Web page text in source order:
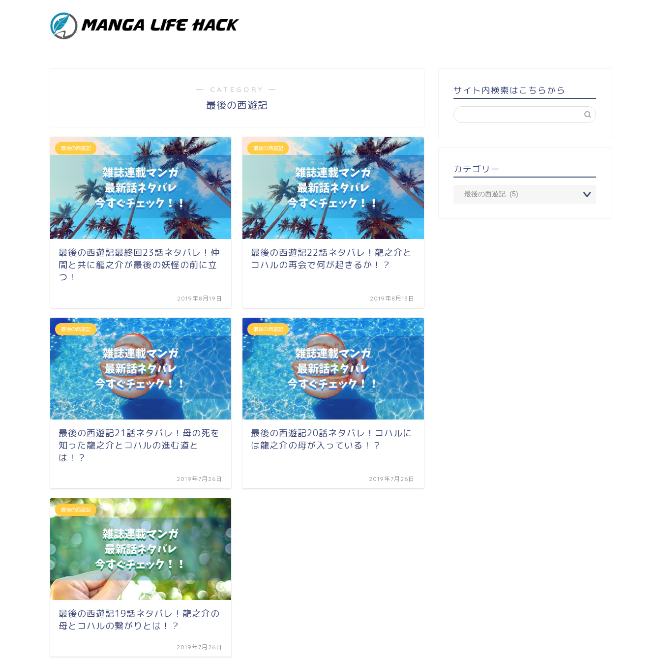
― CATEGORY ―
最後の西遊記
最後の西遊記
最後の西遊記最終回23話ネタバレ！仲
間と共に龍之介が最後の妖怪の前に立
つ！
2019年8月19日
最後の西遊記
最後の西遊記22話ネタバレ！龍之介と
コハルの再会で何が起きるか！？
2019年8月13日
最後の西遊記
最後の西遊記21話ネタバレ！母の死を
知った龍之介とコハルの進む道と
は！？
2019年7月26日
最後の西遊記
最後の西遊記20話ネタバレ！コハルに
は龍之介の母が入っている！？
2019年7月26日
最後の西遊記
最後の西遊記19話ネタバレ！龍之介の
母とコハルの繋がりとは！？
2019年7月26日
サイト内検索はこちらから
カテゴリー